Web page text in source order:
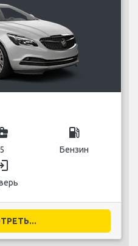
5
local_gas_station
Бензин